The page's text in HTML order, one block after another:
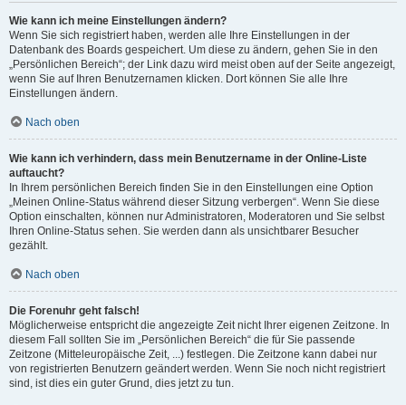
Wie kann ich meine Einstellungen ändern?
Wenn Sie sich registriert haben, werden alle Ihre Einstellungen in der
Datenbank des Boards gespeichert. Um diese zu ändern, gehen Sie in den
„Persönlichen Bereich“; der Link dazu wird meist oben auf der Seite angezeigt,
wenn Sie auf Ihren Benutzernamen klicken. Dort können Sie alle Ihre
Einstellungen ändern.
Nach oben
Wie kann ich verhindern, dass mein Benutzername in der Online-Liste
auftaucht?
In Ihrem persönlichen Bereich finden Sie in den Einstellungen eine Option
„Meinen Online-Status während dieser Sitzung verbergen“. Wenn Sie diese
Option einschalten, können nur Administratoren, Moderatoren und Sie selbst
Ihren Online-Status sehen. Sie werden dann als unsichtbarer Besucher
gezählt.
Nach oben
Die Forenuhr geht falsch!
Möglicherweise entspricht die angezeigte Zeit nicht Ihrer eigenen Zeitzone. In
diesem Fall sollten Sie im „Persönlichen Bereich“ die für Sie passende
Zeitzone (Mitteleuropäische Zeit, ...) festlegen. Die Zeitzone kann dabei nur
von registrierten Benutzern geändert werden. Wenn Sie noch nicht registriert
sind, ist dies ein guter Grund, dies jetzt zu tun.